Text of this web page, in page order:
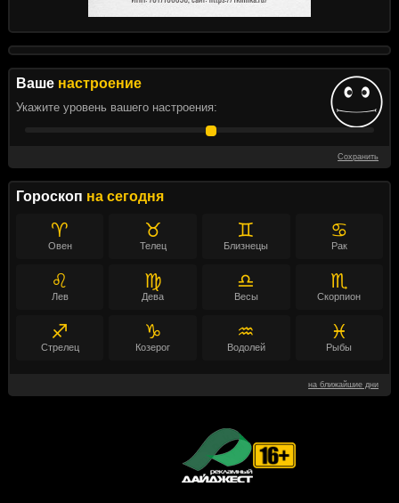
Ваше настроение
Укажите уровень вашего настроения:
Сохранить
Гороскоп на сегодня
♈
Овен
♉
Телец
♊
Близнецы
♋
Рак
♌
Лев
♍
Дева
♎
Весы
♏
Скорпион
♐
Стрелец
♑
Козерог
♒
Водолей
♓
Рыбы
на ближайшие дни